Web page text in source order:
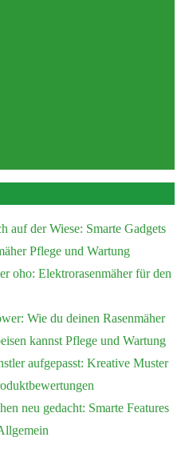
auf der Wiese: Smarte Gadgets
Pflege und Wartung
oho: Elektrorasenmäher für den
Wie du deinen Rasenmäher
kannst Pflege und Wartung
aufgepasst: Kreative Muster
neu gedacht: Smarte Features